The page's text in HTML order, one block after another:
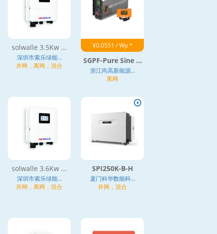
solwalle 3.5Kw ...
深圳市索乐绿能...
并网，离网，混合
¥0.0551 / Wp *
SGPF-Pure Sine ...
浙江尚高新能源...
离网
solwalle 3.6Kw ...
深圳市索乐绿能...
并网，离网，混合
SPI250K-B-H
厦门科华数能科...
并网，混合